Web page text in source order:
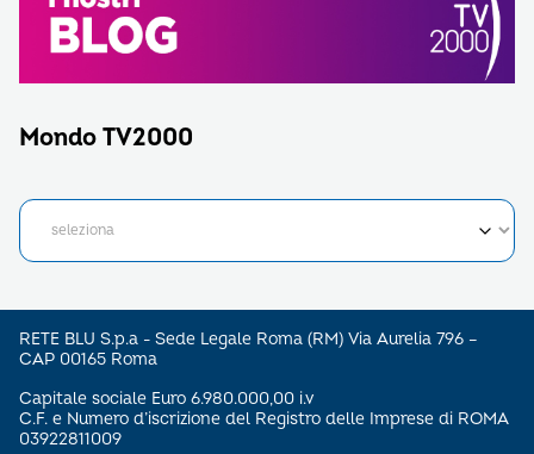
Mondo TV2000
RETE BLU S.p.a - Sede Legale Roma (RM) Via Aurelia 796 –
CAP 00165 Roma
Capitale sociale Euro 6.980.000,00 i.v
C.F. e Numero d’iscrizione del Registro delle Imprese di ROMA
03922811009